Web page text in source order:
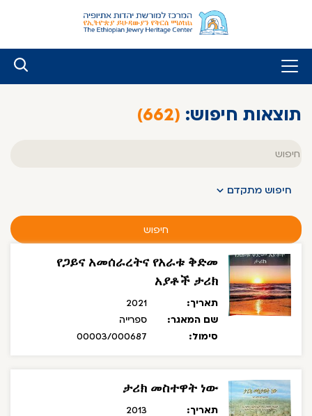
תוצאות חיפוש: (662)
חיפוש מתקדם
חיפוש
የጋይና አመሰራረትና የአራቱ ቅድመ
አያቶች ታሪክ
תאריך:
2021
שם המאגר:
ספרייה
סימול:
00003/000687
ታሪክ መስተዋት ነው
תאריך:
2013